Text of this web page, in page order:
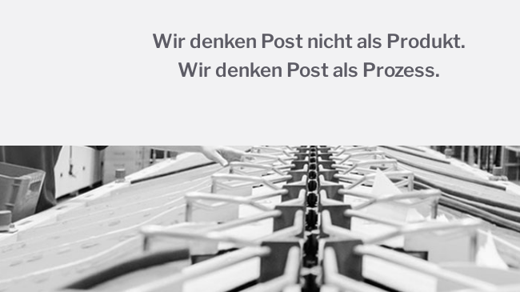
Wir denken Post nicht als Produkt.
Wir denken Post als Prozess.